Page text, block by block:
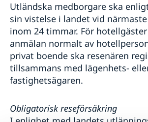
Utländska medborgare ska
sin vistelse i landet vid
inom 24 timmar. För
anmälan normalt av
privat boende ska resenären
tillsammans med lägenhets-
fastighetsägaren.
Obligatorisk reseförsäkring